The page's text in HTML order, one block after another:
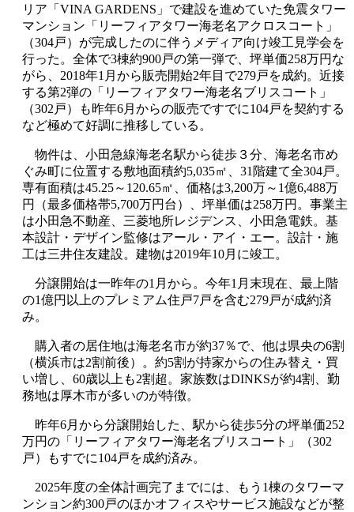
リア「VINA GARDENS」で建設を進めていた免震タワー
マンション「リーフィアタワー海老名アクロスコート」
（304戸）が完成したのに伴うメディア向け竣工見学会を
行った。全体で3棟約900戸の第一弾で、坪単価258万円な
がら、2018年1月から販売開始2年目で279戸を成約。近接
する第2弾の「リーフィアタワー海老名ブリスコート」
（302戸）も昨年6月からの販売ですでに104戸を契約する
など極めて好調に推移している。
物件は、小田急線海老名駅から徒歩３分、海老名市め
ぐみ町に位置する敷地面積約5,035㎡、31階建て全304戸。
専有面積は45.25～120.65㎡、価格は3,200万～1億6,488万
円（最多価格帯5,700万円台）、坪単価は258万円。事業主
は小田急不動産、三菱地所レジデンス、小田急電鉄。基
本設計・デザイン監修はアール・アイ・エー。設計・施
工は三井住友建設。建物は2019年10月に竣工。
分譲開始は一昨年の1月から。今年1月末現在、最上階
の1億円以上のプレミアム住戸7戸を含む279戸が成約済
み。
購入者の居住地は海老名市が約37％で、他は県央の6割
（横浜市は2割前後）。約5割が持家からの住み替え・買
い増し、60歳以上も2割超。家族数はDINKSが約4割、勤
務地は厚木市が多いのが特徴。
昨年6月から分譲開始した、駅から徒歩5分の坪単価252
万円の「リーフィアタワー海老名ブリスコート」（302
戸）もすでに104戸を成約済み。
2025年度の全体計画完了までには、もう1棟のタワーマ
ンション約300戸のほかオフィスやサービス施設などが整